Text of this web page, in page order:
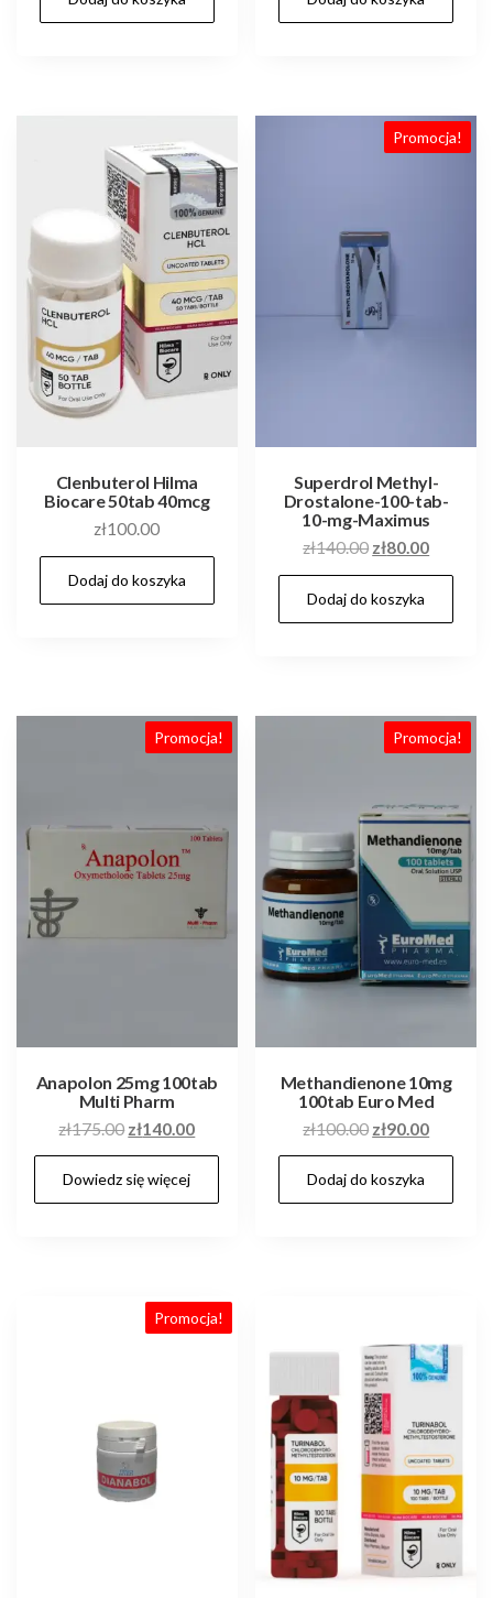
zł170.00.zł140.00.
zł135.00.
Clenbuterol Hilma
Biocare 50tab 40mcg
zł100.00
Dodaj do koszyka
Promocja!
Superdrol Methyl-
Drostalone-100-tab-
10-mg-Maximus
zł140.00 Pierwotna
cena
wynosiła:
zł140.00.
zł80.00
cena
zł80.00.
Dodaj do koszyka
Promocja!
Anapolon 25mg 100tab
Multi Pharm
zł175.00 Pierwotna
cena
wynosiła:
zł175.00.
zł140.00Aktualna
cena
zł140.00.
Dowiedz się więcej
Promocja!
Methandienone 10mg
100tab Euro Med
zł100.00 Pierwotna
cena
wynosiła:
zł100.00.
zł90.00
cena
zł90.00.
Dodaj do koszyka
Promocja!